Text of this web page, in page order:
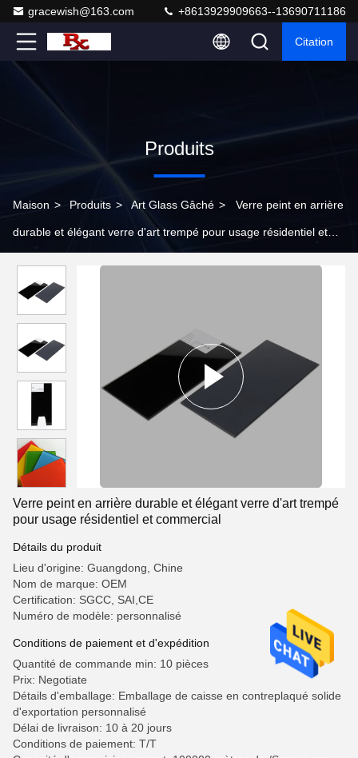
gracewish@163.com +8613929909663--13690711186
Citation
Produits
Maison > Produits > Art Glass Gâché > Verre peint en arrière
durable et élégant verre d'art trempé pour usage résidentiel et
Verre peint en arrière durable et élégant verre d'art trempé
pour usage résidentiel et commercial
Détails du produit
Lieu d'origine: Guangdong, Chine
Nom de marque: OEM
Certification: SGCC, SAI,CE
Numéro de modèle: personnalisé
Conditions de paiement et d'expédition
Quantité de commande min: 10 pièces
Prix: Negotiate
Détails d'emballage: Emballage de caisse en contreplaqué solide
d'exportation personnalisé
Délai de livraison: 10 à 20 jours
Conditions de paiement: T/T